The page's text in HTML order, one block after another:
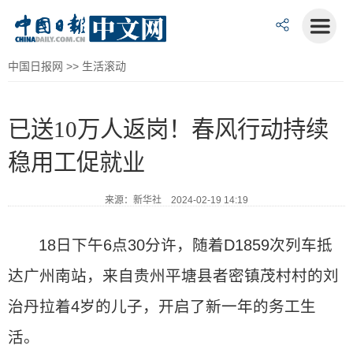
中国日报网 >> 生活滚动
已送10万人返岗！春风行动持续
稳用工促就业
来源：新华社 2024-02-19 14:19
18日下午6点30分许，随着D1859次列车抵
达广州南站，来自贵州平塘县者密镇茂村村的刘
治丹拉着4岁的儿子，开启了新一年的务工生
活。